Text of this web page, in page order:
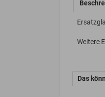
Weitere
Das